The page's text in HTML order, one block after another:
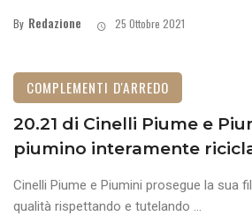
By Redazione 25 Ottobre 2021
COMPLEMENTI D'ARREDO
20.21 di Cinelli Piume e
piumino interamente
Cinelli Piume e Piumini prosegue la sua
qualità rispettando e tutelando ...